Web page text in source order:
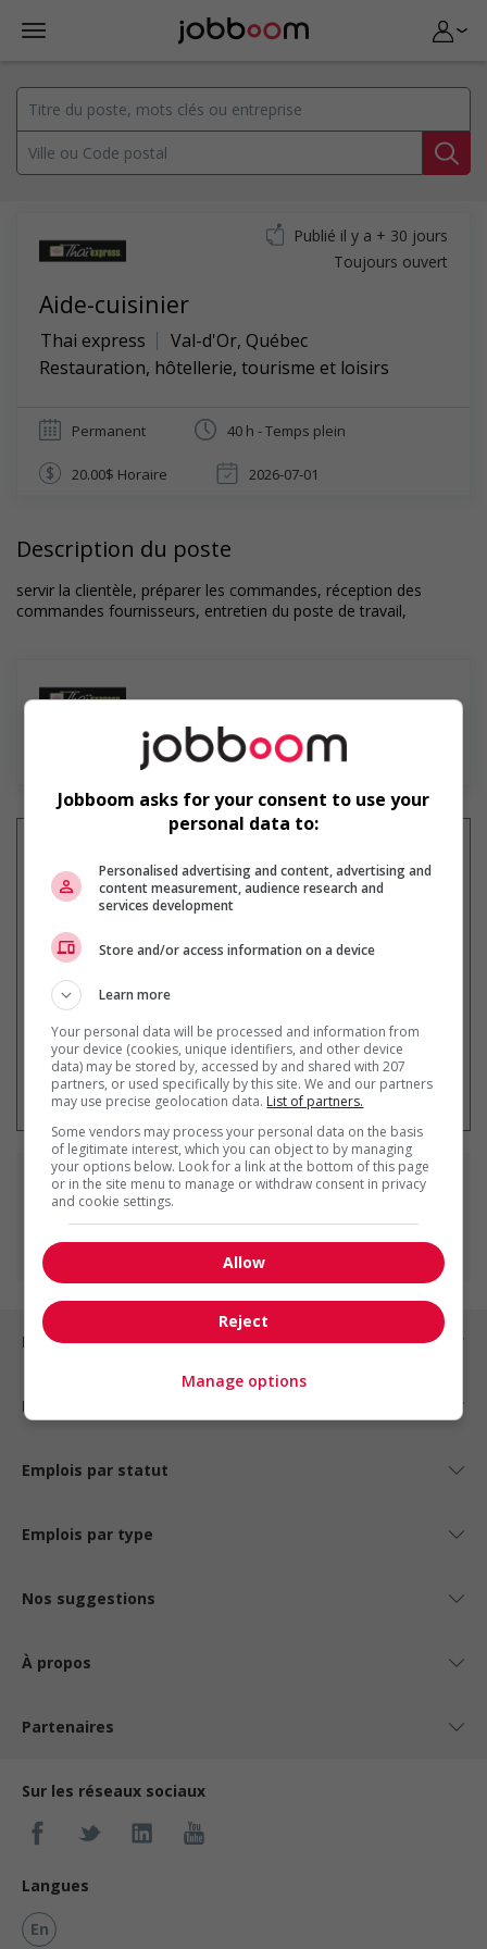
Aide-cuisinier
Thai express Val-d'Or, Québec
Restauration, hôtellerie, tourisme et loisirs
Publié il y a + 30 jours
Toujours ouvert
Permanent 40 h - Temps plein
20.00$ Horaire 2026-07-01
Description du poste
servir la clientèle, préparer les commandes, réception des
commandes fournisseurs, entretien du poste de travail,
Recevez lesemplois similaires
* Vous pouvez annuler cette alerte
emploi à tout moment
Fonctions principales
Aide-cuisinier
Emplois par ville
Emplois par secteur
Emplois par statut
Emplois par type
Nos suggestions
À propos
Partenaires
Sur les réseaux sociaux
Langues
En
Jobboom asks for your consent to use your
personal data to:
Personalised advertising and content, advertising and
content measurement, audience research and
services development
Store and/or access information on a device
Learn more
Your personal data will be processed and information from
your device (cookies, unique identifiers, and other device
data) may be stored by, accessed by and shared with 207
partners, or used specifically by this site. We and our partners
may use precise geolocation data. List of partners.
Some vendors may process your personal data on the basis
of legitimate interest, which you can object to by managing
your options below. Look for a link at the bottom of this page
or in the site menu to manage or withdraw consent in privacy
and cookie settings.
Allow
Reject
Manage options